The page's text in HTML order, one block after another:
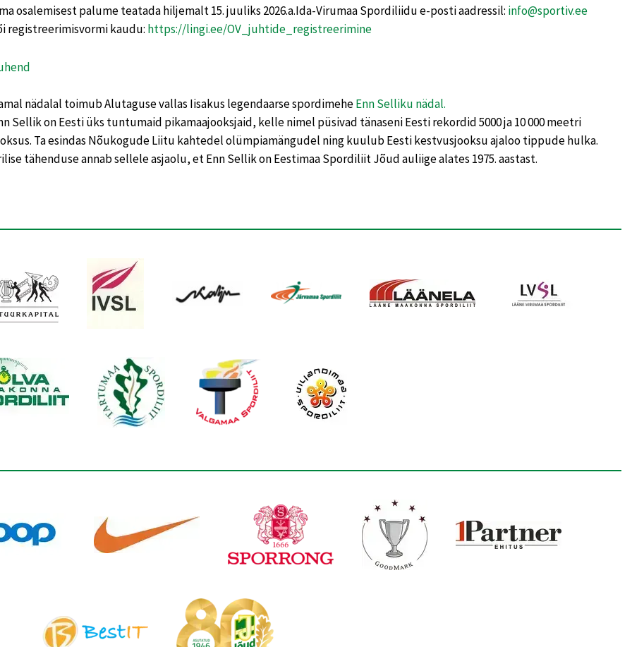
osalemisest palume teatada hiljemalt15. juuliks 2026.a.Ida-Virumaa Spordiliidu e-posti aadressil: ­­­­­ info@sportiv.ee
registreerimisvormi kaudu: https://lingi.ee/OV_juhtide_registreerimine
nädalal toimub Alutaguse vallas Iisakus legendaarse spordimeheEnn Selliku nädal.
Sellikon Eesti üks tuntumaid pikamaajooksjaid, kelle nimel püsivad tänaseni Eesti rekordid 5000 ja 10 000 meetri
Ta esindas Nõukogude Liitu kahtedel olümpiamängudel ning kuulub Eesti kestvusjooksu ajaloo tippude hulka.
tähenduse annab sellele asjaolu, et Enn Sellik on Eestimaa Spordiliit Jõud auliige alates 1975. aastast.